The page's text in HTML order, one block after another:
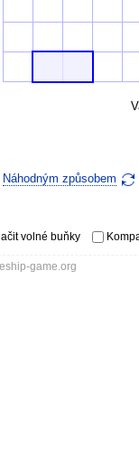
Náhodným způsobem
volné buňky
game.org